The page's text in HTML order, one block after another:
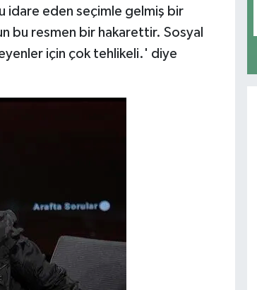
idare eden seçimle gelmiş bir
bu resmen bir hakarettir. Sosyal
için çok tehlikeli.' diye